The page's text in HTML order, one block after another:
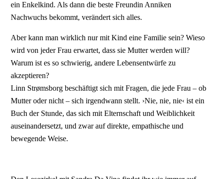
ein Enkelkind. Als dann die beste Freundin Anniken
Nachwuchs bekommt, verändert sich alles.
Aber kann man wirklich nur mit Kind eine Familie sein? Wieso
wird von jeder Frau erwartet, dass sie Mutter werden will?
Warum ist es so schwierig, andere Lebensentwürfe zu
akzeptieren?
Linn Strømsborg beschäftigt sich mit Fragen, die jede Frau – ob
Mutter oder nicht – sich irgendwann stellt. ›Nie, nie, nie‹ ist ein
Buch der Stunde, das sich mit Elternschaft und Weiblichkeit
auseinandersetzt, und zwar auf direkte, empathische und
bewegende Weise.